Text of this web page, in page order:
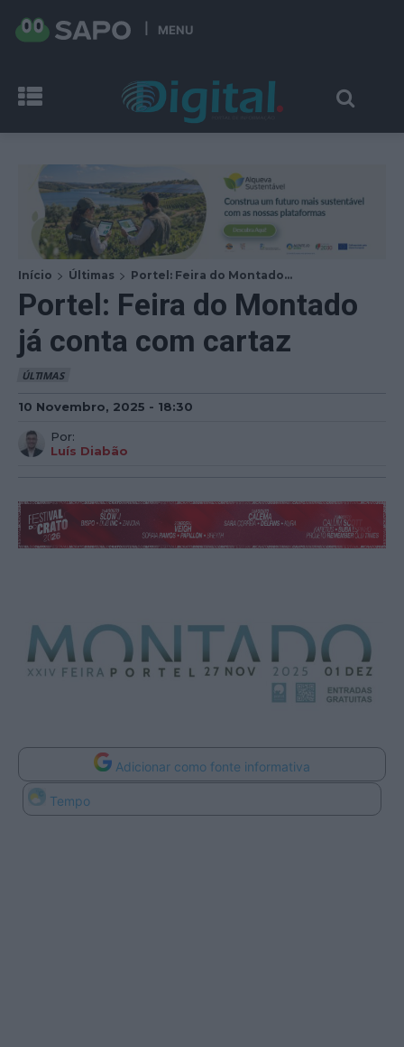
MENU
Início Últimas Portel: Feira do Montado...
Portel: Feira do Montado
já conta com cartaz
ÚLTIMAS
10 Novembro, 2025 - 18:30
Por:
Luís Diabão
Adicionar como fonte informativa
Tempo